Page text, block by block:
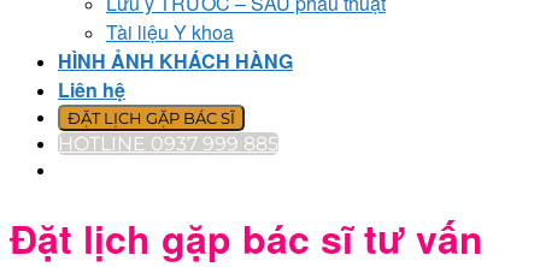
Tài liệu Y khoa
HÌNH ẢNH KHÁCH HÀNG
Liên hệ
ĐẶT LỊCH GẶP BÁC SĨ
HOTLINE 0937 999 885
Đặt lịch gặp bác sĩ tư vấn